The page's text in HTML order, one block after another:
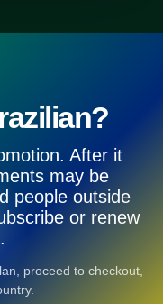
After it
may be
people outside
or renew
proceed to checkout,